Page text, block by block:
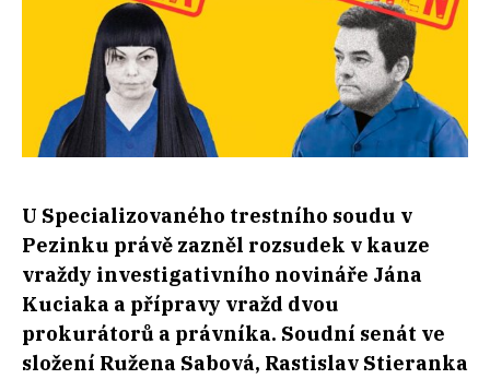
U Specializovaného trestního soudu v
Pezinku právě zazněl rozsudek v kauze
vraždy investigativního novináře Jána
Kuciaka a přípravy vražd dvou
prokurátorů a právníka. Soudní senát ve
složení Ružena Sabová, Rastislav Stieranka